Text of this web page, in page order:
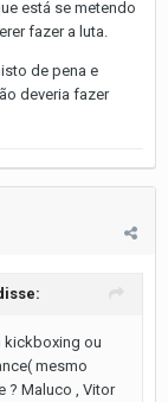
está se metendo
fazer a luta.
de pena e
deveria fazer
ou
mesmo
? Maluco , Vitor